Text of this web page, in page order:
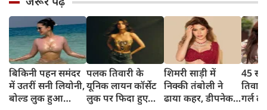
बिकिनी पहन समंदर
में उतरीं सनी लियोनी,
बोल्ड लुक हुआ
पलक तिवारी के
यूनिक लायन कॉर्सेट
लुक पर फिदा हुए
शिमरी साड़ी में
निक्की तंबोली ने
ढाया कहर, डीपनेक
45
गर्ल